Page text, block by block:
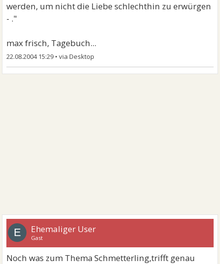
werden, um nicht die Liebe schlechthin zu erwürgen
- ."
max frisch, Tagebuch...
22.08.2004 15:29 •
E Ehemaliger User
Gast
Noch was zum Thema Schmetterling,trifft genau